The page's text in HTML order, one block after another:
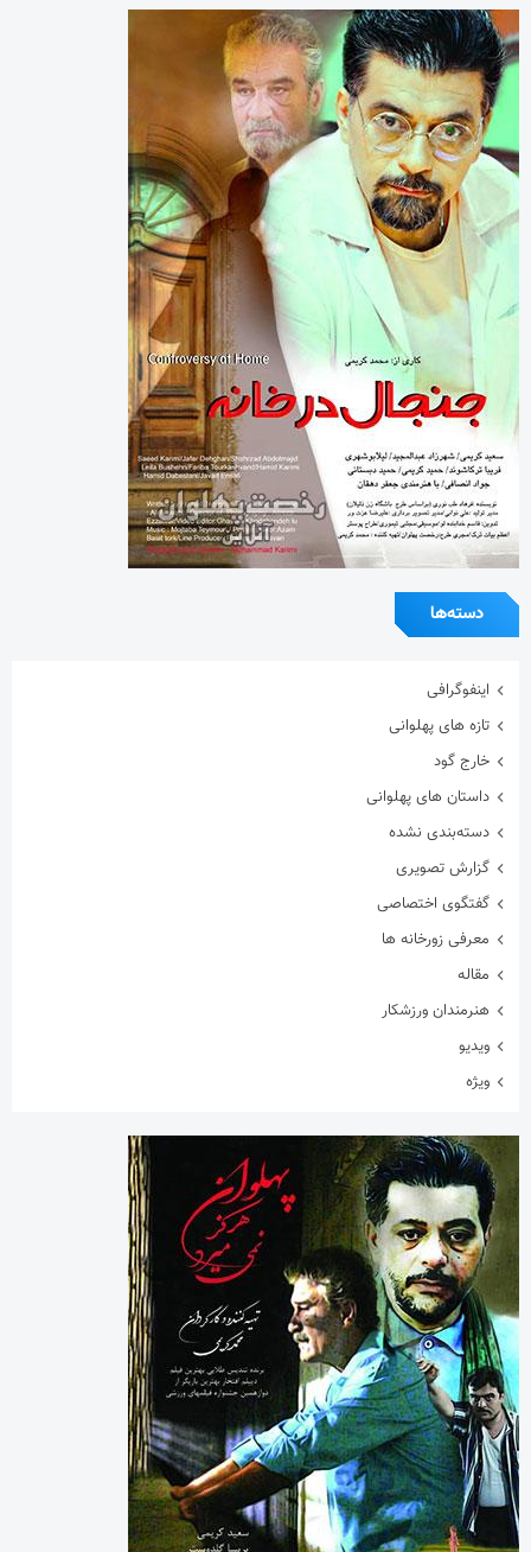
دسته‌ها
اینفوگرافی
تازه های پهلوانی
خارج گود
داستان های پهلوانی
دسته‌بندی نشده
گزارش تصویری
گفتگوی اختصاصی
معرفی زورخانه ها
هنرمندان ورزشکار
ویدیو
ویژه
ورزشی